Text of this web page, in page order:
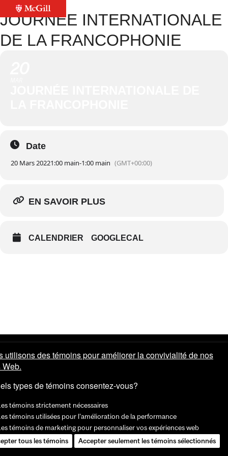
JOURNÉE INTERNATIONALE
DE LA FRANCOPHONIE
Date
20 Mars 20221:00 main-1:00 main (GMT+00:00)
EN SAVOIR PLUS
CALENDRIER GOOGLECAL
utilisons des témoins pour améliorer la convivialité de nos
types de témoins consentez-vous?
témoins strictement nécessaires
témoins utilisées pour l'amélioration de la performance
témoins de marketing pour personnaliser vos expériences web
tous les témoins
Accepter seulement les témoins sélectionnés